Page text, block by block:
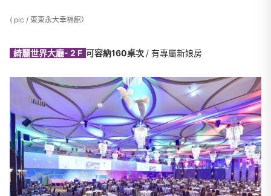
( pic / 東東永大幸福館）
綺麗世界大廳- 2 F 可容納160桌次 / 有專屬新娘房